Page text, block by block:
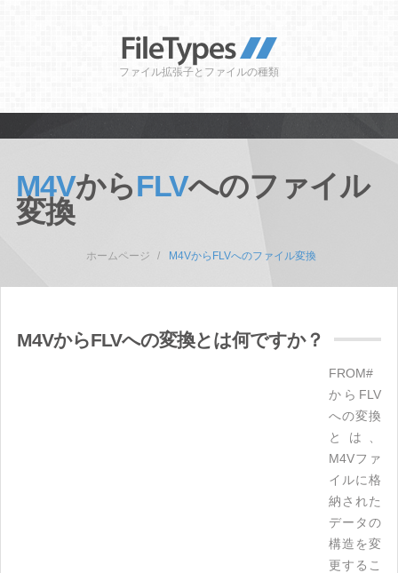
ファイル拡張子とファイルの種類
M4VからFLVへのファイル
変換
ホームページ M4VからFLVへのファイル変換
M4VからFLVへの変換とは何ですか？
FROM#
からFLV
への変換
とは、
M4Vファ
イルに格
納された
データの
構造を変
更するこ